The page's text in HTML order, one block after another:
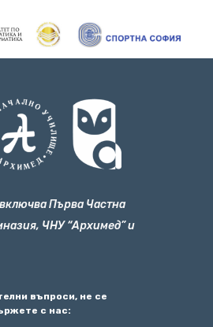
Първа Частна
ЧНУ “Архимед” и
въпроси, не се
с нас: